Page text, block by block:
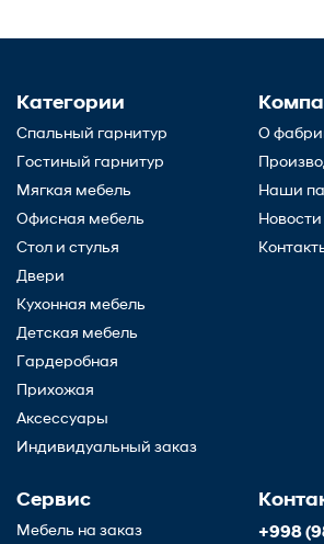
Категории
Спальный гарнитур
Гостиный гарнитур
Мягкая мебель
Офисная мебель
Стол и стулья
Двери
Кухонная мебель
Детская мебель
Гардеробная
Прихожая
Аксессуары
Индивидуальный заказ
О
Наши
Новости
Сервис
Мебель на заказ
+998